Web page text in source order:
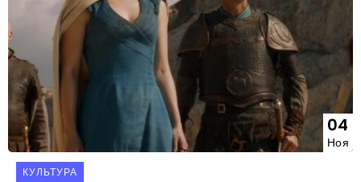
04
Ноя
КУЛЬТУРА